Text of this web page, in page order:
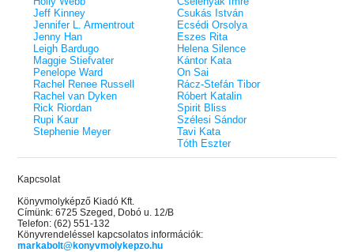
Jeff Kinney
Jennifer L. Armentrout
Jenny Han
Leigh Bardugo
Maggie Stiefvater
Penelope Ward
Rachel Renee Russell
Rachel van Dyken
Rick Riordan
Rupi Kaur
Stephenie Meyer
Csukás István
Ecsédi Orsolya
Eszes Rita
Helena Silence
Kántor Kata
On Sai
Rácz-Stefán Tibor
Róbert Katalin
Spirit Bliss
Szélesi Sándor
Tavi Kata
Tóth Eszter
Kapcsolat
Könyvmolyképző Kiadó Kft.
Címünk: 6725 Szeged, Dobó u. 12/B
Telefon: (62) 551-132
Könyvrendeléssel kapcsolatos információk:
markabolt@konyvmolykepzo.hu